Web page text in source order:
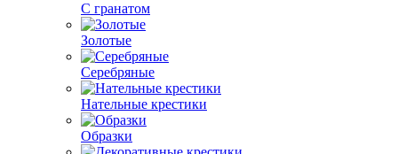
С гранатом
Золотые
Серебряные
Нательные крестики
Образки